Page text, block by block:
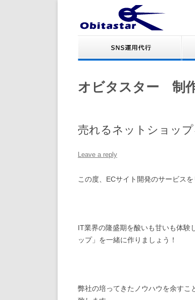
オビタスター 制
売れるネットショッ
Leave a reply
この度、ECサイト開発のサービス
IT業界の隆盛期を酸いも甘いも体験
ップ」を一緒に作りましょう！
弊社の培ってきたノウハウを余すこ